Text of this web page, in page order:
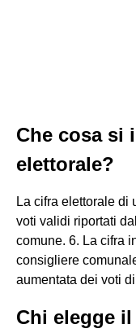
Che cosa si
elettorale?
La cifra elettorale di
voti validi riportati
comune. 6. La cifra
consigliere
aumentata dei voti
Chi elegge